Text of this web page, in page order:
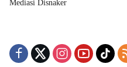
Mediasi Disnaker